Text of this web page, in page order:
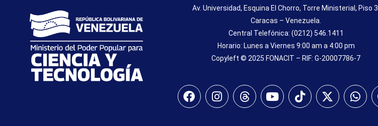
Av. Universidad, Esquina El Chorro, Torre Ministerial, Piso 3.
Caracas – Venezuela.
Central Telefónica: (0212) 546.1411
Horario: Lunes a Viernes 9:00 am a 4:00 pm
Copyleft © 2025 FONACIT – RIF: G-20007786-7